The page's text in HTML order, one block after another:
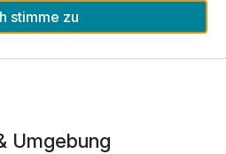
Alte Werft GmbH & Co. KG
Umgebung
stimme zu